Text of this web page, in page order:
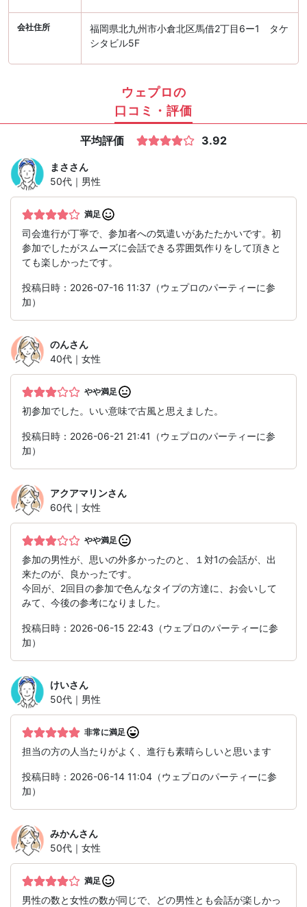
会社住所
福岡県北九州市小倉北区馬借2丁目6ー1 タケ
シタビル5F
ウェプロの
口コミ・評価
平均評価 3.92
まささん
50代｜男性
満足
司会進行が丁寧で、参加者への気遣いがあたたかいです。初
参加でしたがスムーズに会話できる雰囲気作りをして頂きと
ても楽しかったです。
投稿日時：2026-07-16 11:37（ウェプロのパーティーに参
加）
のんさん
40代｜女性
やや満足
初参加でした。いい意味で古風と思えました。
投稿日時：2026-06-21 21:41（ウェプロのパーティーに参
加）
アクアマリンさん
60代｜女性
やや満足
参加の男性が、思いの外多かったのと、１対1の会話が、出
来たのが、良かったです。
今回が、2回目の参加で色んなタイプの方達に、お会いして
みて、今後の参考になりました。
投稿日時：2026-06-15 22:43（ウェプロのパーティーに参
加）
けいさん
50代｜男性
非常に満足
担当の方の人当たりがよく、進行も素晴らしいと思います
投稿日時：2026-06-14 11:04（ウェプロのパーティーに参
加）
みかんさん
50代｜女性
満足
男性の数と女性の数が同じで、どの男性とも会話が楽しかっ